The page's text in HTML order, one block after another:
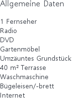
Allgemeine Daten
1 Fernseher
Radio
DVD
Gartenmöbel
Umzäuntes Grundstück
40 m² Terrasse
Waschmaschine
Bügeleisen/-brett
Internet